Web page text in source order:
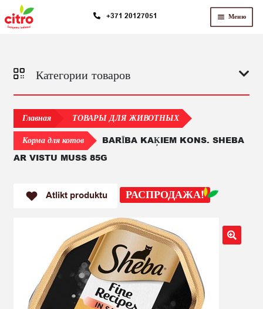
Перейти
Перейти
+371 20127051 Меню
Категории товаров
Главная
ТОВАРЫ ДЛЯ ЖИВОТНЫХ
Корма для котов
BARĪBA KAĶIEM KONS. SHEBA
AR VISTU MUSS 85G
Atlikt produktu РАСПРОДАЖА!